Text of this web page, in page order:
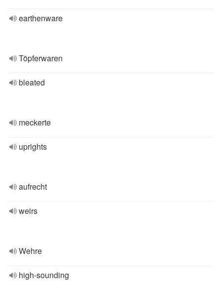
earthenware
Töpferwaren
bleated
meckerte
uprights
aufrecht
weirs
Wehre
high-sounding